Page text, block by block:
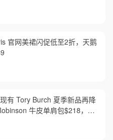
官网美裙闪促低至2折，天鹅
有 Tory Burch 夏季新品再降
牛皮单肩包$218，买